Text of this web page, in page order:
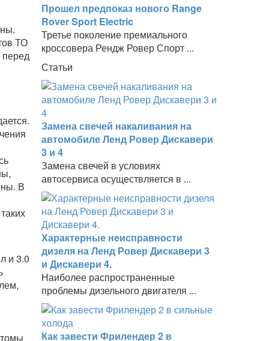
ТО
перед
В
и 3.0
Прошел предпоказ нового Range
Rover Sport Electric
Третье поколение премиального
кроссовера Рендж Ровер Спорт ...
Статьи
Замена свечей накаливания на
автомобиле Ленд Ровер Дискавери
3 и 4
Замена свечей в условиях
автосервиса осуществляется в ...
Характерные неисправности
дизеля на Ленд Ровер Дискавери 3
и Дискавери 4.
Наиболее распространенные
проблемы дизельного двигателя ...
Как завести Фрилендер 2 в